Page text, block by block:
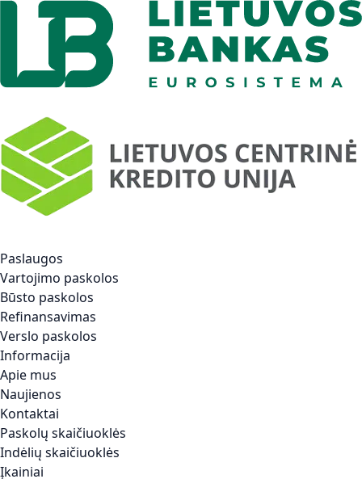
Paslaugos
Vartojimo paskolos
Būsto paskolos
Refinansavimas
Verslo paskolos
Informacija
Apie mus
Naujienos
Kontaktai
Paskolų skaičiuoklės
Indėlių skaičiuoklės
Įkainiai